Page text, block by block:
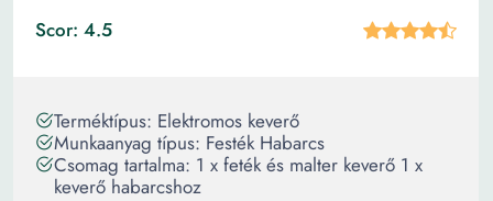
Scor: 4.5
Terméktípus: Elektromos keverő
Munkaanyag típus: Festék Habarcs
Csomag tartalma: 1 x feték és malter keverő 1 x
keverő habarcshoz